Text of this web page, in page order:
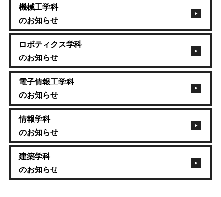
機械工学科
のお知らせ
ロボティクス学科
のお知らせ
電子情報工学科
のお知らせ
情報学科
のお知らせ
建築学科
のお知らせ